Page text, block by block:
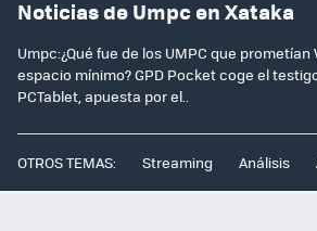
Noticias de Umpc en Xataka
Umpc:¿Qué fue de los UMPC que prometían
espacio mínimo? GPD Pocket coge el
PCTablet, apuesta por el..
OTROS TEMAS: Streaming Análisis